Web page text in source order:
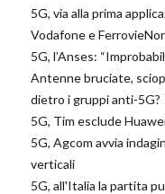
5G, via alla prima
Vodafone e
5G, l’Anses:
Antenne bruciate,
dietro i gruppi anti-5G?
5G, Tim esclude
5G, Agcom avvia
verticali
5G, all'Italia la partita